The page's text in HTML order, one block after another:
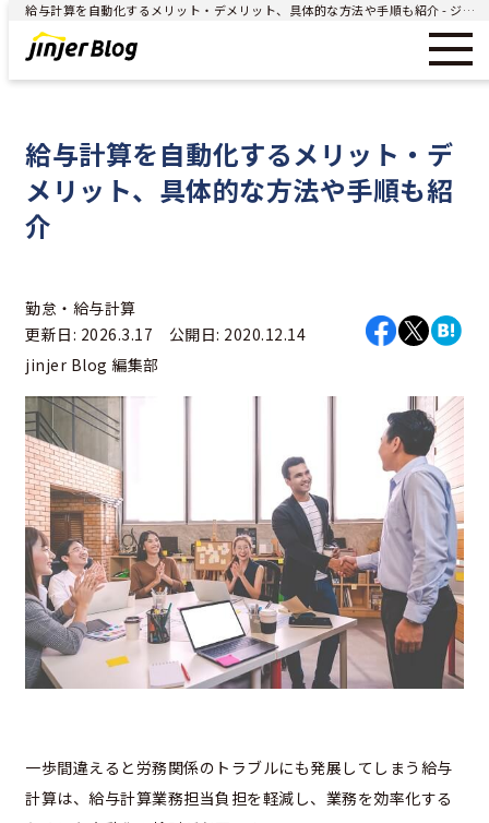
給与計算を自動化するメリット・デメリット、具体的な方法や手順も紹介 - ジンジャー（jinjer）｜統合型人事システム
給与計算を自動化するメリット・デ
メリット、具体的な方法や手順も紹
介
勤怠・給与計算
更新日: 2026.3.17 公開日: 2020.12.14
jinjer Blog 編集部
一歩間違えると労務関係のトラブルにも発展してしまう給与
計算は、給与計算業務担当負担を軽減し、業務を効率化する